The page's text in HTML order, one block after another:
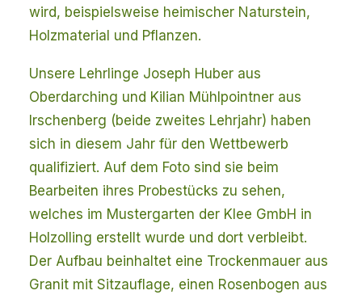
wird, beispielsweise heimischer Naturstein,
Holzmaterial und Pflanzen.
Unsere Lehrlinge Joseph Huber aus
Oberdarching und Kilian Mühlpointner aus
Irschenberg (beide zweites Lehrjahr) haben
sich in diesem Jahr für den Wettbewerb
qualifiziert. Auf dem Foto sind sie beim
Bearbeiten ihres Probestücks zu sehen,
welches im Mustergarten der Klee GmbH in
Holzolling erstellt wurde und dort verbleibt.
Der Aufbau beinhaltet eine Trockenmauer aus
Granit mit Sitzauflage, einen Rosenbogen aus